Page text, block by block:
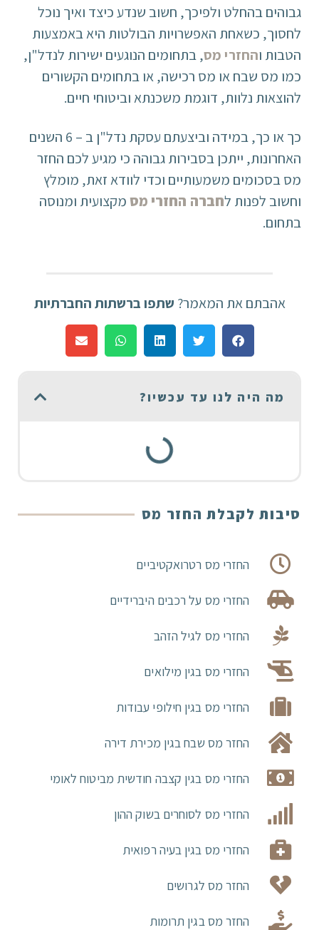
גבוהים בהחלט ולפיכך, חשוב שנדע כיצד ואיך נוכל
לחסוך, כשאחת האפשרויות הבולטות היא באמצעות
הטבות והחזרי מס, בתחומים הנוגעים ישירות לנדל"ן,
כמו מס שבח או מס רכישה, או בתחומים הקשורים
להוצאות נלוות, דוגמת משכנתא וביטוחי חיים.
כך או כך, במידה וביצעתם עסקת נדל"ן ב – 6 השנים
האחרונות, ייתכן בסבירות גבוהה כי מגיע לכם החזר
מס בסכומים משמעותיים וכדי לוודא זאת, מומלץ
וחשוב לפנות לחברה החזרי מסמקצועית ומנוסה
בתחום.
אהבתם את המאמר? שתפו ברשתות החברתיות
מה היה לנו עד עכשיו?
סיבות לקבלת החזר מס
החזרי מס רטרואקטיביים
החזרי מס על רכבים היברידיים
החזרי מס לגיל הזהב
החזרי מס בגין מילואים
החזרי מס בגין חילופי עבודות
החזר מס שבח בגין מכירת דירה
החזרי מס בגין קצבה חודשית מביטוח לאומי
החזרי מס לסוחרים בשוק ההון
החזרי מס בגין בעיה רפואית
החזר מס לגרושים
החזר מס בגין תרומות